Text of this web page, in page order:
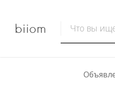
biiom